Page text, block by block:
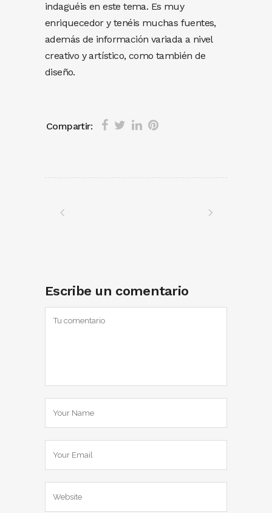
indaguéis en este tema. Es muy
enriquecedor y tenéis muchas fuentes,
además de información variada a nivel
creativo y artístico, como también de
diseño.
Compartir:
Escribe un comentario